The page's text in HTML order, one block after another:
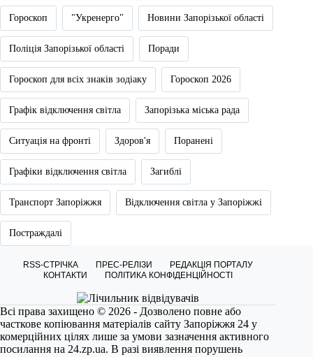
Гороскоп "Укренерго" Новини Запорізької області
Поліція Запорізької області Поради
Гороскоп для всіх знаків зодіаку Гороскоп 2026
Графік відключення світла Запорізька міська рада
Ситуація на фронті Здоров'я Поранені
Графіки відключення світла Загиблі
Транспорт Запоріжжя Відключення світла у Запоріжжі
Постраждалі
RSS-СТРІЧКА ПРЕС-РЕЛІЗИ
РЕДАКЦІЯ ПОРТАЛУ
КОНТАКТИ
ПОЛІТИКА КОНФІДЕНЦІЙНОСТІ
Всі права захищено © 2026 - Дозволено повне або
часткове копіювання матеріалів сайту Запоріжжя 24 у
комерційних цілях лише за умови зазначення активного
посилання на 24.zp.ua. В разі виявлення порушень